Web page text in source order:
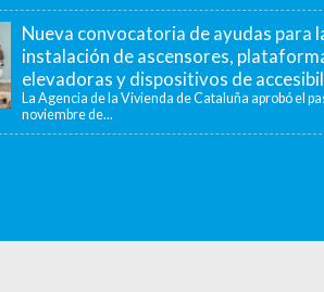
Nueva convocatoria de ayudas para
instalación de ascensores,
elevadoras y dispositivos de
La Agencia de la Vivienda de Cataluña aprobó el
noviembre de...